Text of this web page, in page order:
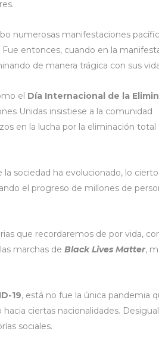
numerosas manifestaciones
entonces, cuando en la
de manera trágica con sus
el Día Internacional de la
Unidas insistiese a la comunidad
en la lucha por la eliminación total
sociedad ha evolucionado, lo
el progreso de millones de
que recordaremos de por vida,
marchas de Black Lives Matter,
19, está no fue la única pandemia
ciertas nacionalidades.
sociales.